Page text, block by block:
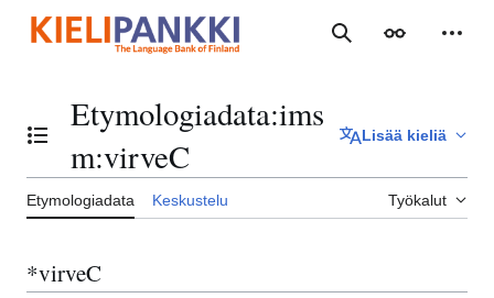
sisältöön
Haku Ulkoasu
Vaihda sisällysluettelo
Etymologiadata:ims
m:virveC
Lisää kieliä
Etymologiadata Keskustelu Työkalut
*virveC